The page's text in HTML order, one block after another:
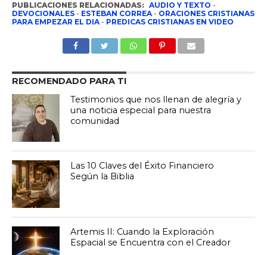
PUBLICACIONES RELACIONADAS: AUDIO Y TEXTO -
DEVOCIONALES- ESTEBAN CORREA- ORACIONES CRISTIANAS
PARA EMPEZAR EL DIA- PREDICAS CRISTIANAS EN VIDEO
RECOMENDADO PARA TI
Testimonios que nos llenan de alegría y
una noticia especial para nuestra
comunidad
Las 10 Claves del Éxito Financiero
Según la Biblia
Artemis II: Cuando la Exploración
Espacial se Encuentra con el Creador